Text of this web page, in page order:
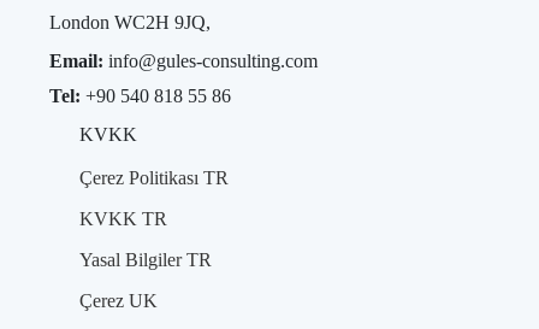
London WC2H 9JQ,
Email: info@gules-consulting.com
Tel: +90 540 818 55 86
KVKK
Çerez Politikası TR
KVKK TR
Yasal Bilgiler TR
Çerez UK